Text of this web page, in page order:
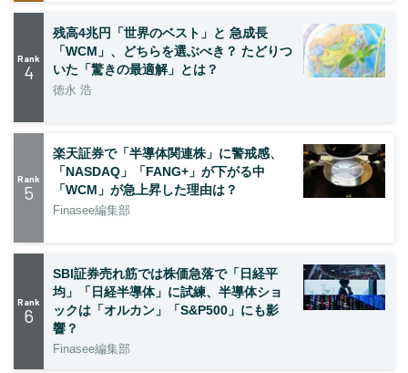
Rank
4
残高4兆円「世界のベスト」と 急成長
「WCM」、どちらを選ぶべき？ たどりつ
いた「驚きの最適解」とは？
徳永 浩
Rank
5
楽天証券で「半導体関連株」に警戒感、
「NASDAQ」「FANG+」が下がる中
「WCM」が急上昇した理由は？
Finasee編集部
Rank
6
SBI証券売れ筋では株価急落で「日経平
均」「日経半導体」に試練、半導体ショ
ックは「オルカン」「S&P500」にも影
響？
Finasee編集部